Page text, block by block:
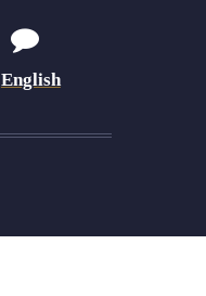
English